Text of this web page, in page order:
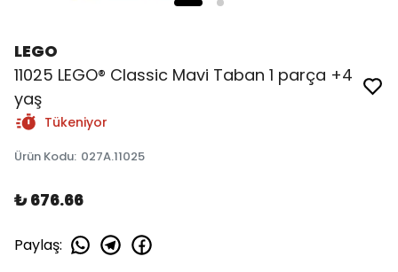
LEGO
11025 LEGO® Classic Mavi Taban 1 parça +4
yaş
Tükeniyor
Ürün Kodu: 027A.11025
₺ 676.66
Paylaş: